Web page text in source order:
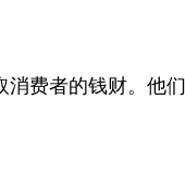
费者的钱财。他